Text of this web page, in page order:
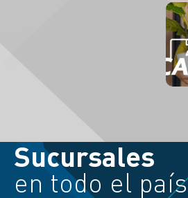
Sucursales
en todo el país